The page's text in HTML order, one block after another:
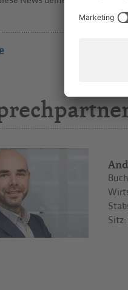
Sitz: